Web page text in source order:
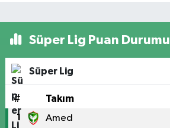
Süper Lig Puan Durumu
Süper Lig
# Takım
1 Amed